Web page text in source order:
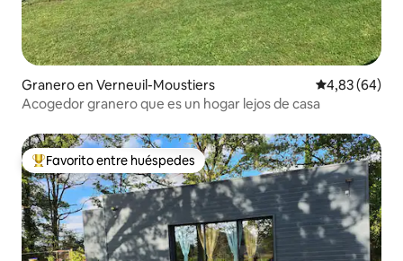
Granero en Verneuil-Moustiers Calificación
4,83 (64)
Acogedor granero que es un hogar lejos de casa
Favorito entre los huéspedes más destacados
Favorito entre huéspedes